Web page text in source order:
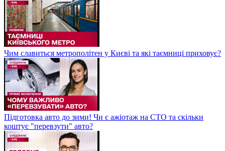
Чим славиться метрополітен у Києві та які таємниці приховує?
Підготовка авто до зими! Чи є ажіотаж на СТО та скільки
коштує "перевзути" авто?